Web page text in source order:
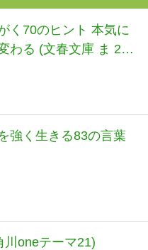
く70のヒント 本気に
わる (文春文庫 ま 27-
強く生きる83の言葉
川oneテーマ21)